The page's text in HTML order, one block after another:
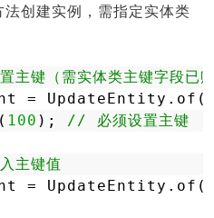
法创建实例，需指定实体类
键（需实体类主键字段已
=
100 ); // 必须设置主键
主键值
=